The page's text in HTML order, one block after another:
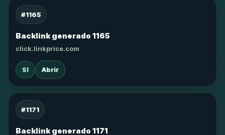
#1165
Backlink generado 1165
click.linkprice.com
SI Abrir
#1171
Backlink generado 1171